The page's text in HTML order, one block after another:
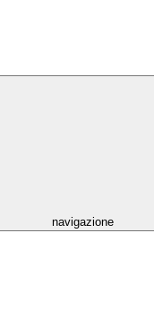
navigazione